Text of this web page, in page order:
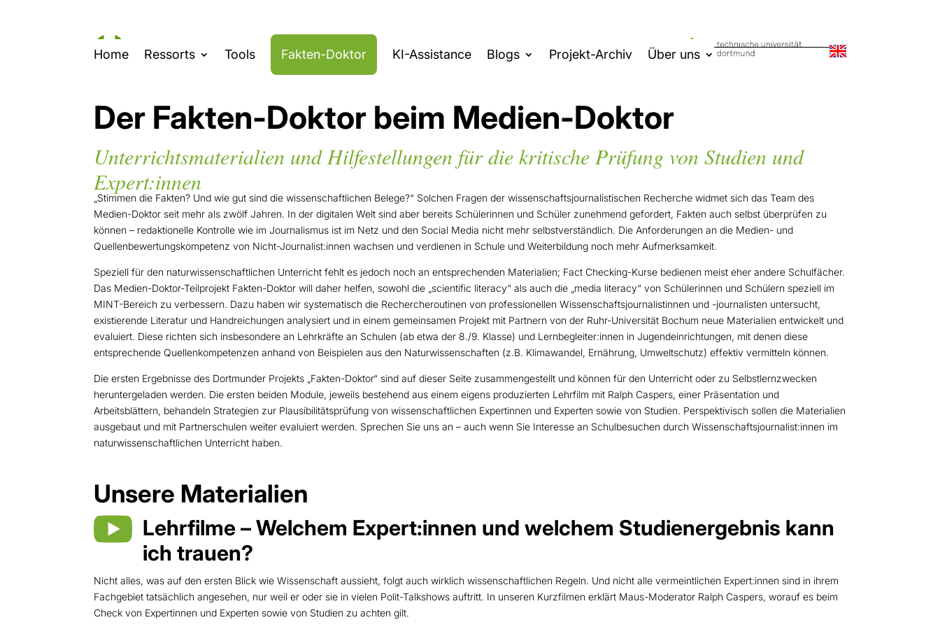
Home Ressorts Tools Fakten-Doktor KI-Assistance Blogs Projekt-Archiv Über uns
Der Fakten-Doktor beim Medien-Doktor
Unterrichtsmaterialien und Hilfestellungen für die kritische Prüfung von Studien und
Expert:innen
„Stimmen die Fakten? Und wie gut sind die wissenschaftlichen Belege?“ Solchen Fragen der wissenschaftsjournalistischen Recherche widmet sich das Team des
Medien-Doktor seit mehr als zwölf Jahren. In der digitalen Welt sind aber bereits Schülerinnen und Schüler zunehmend gefordert, Fakten auch selbst überprüfen zu
können – redaktionelle Kontrolle wie im Journalismus ist im Netz und den Social Media nicht mehr selbstverständlich. Die Anforderungen an die Medien- und
Quellenbewertungskompetenz von Nicht-Journalist:innen wachsen und verdienen in Schule und Weiterbildung noch mehr Aufmerksamkeit.
Speziell für den naturwissenschaftlichen Unterricht fehlt es jedoch noch an entsprechenden Materialien; Fact Checking-Kurse bedienen meist eher andere Schulfächer.
Das Medien-Doktor-Teilprojekt Fakten-Doktor will daher helfen, sowohl die „scientific literacy“ als auch die „media literacy“ von Schülerinnen und Schülern speziell im
MINT-Bereich zu verbessern. Dazu haben wir systematisch die Rechercheroutinen von professionellen Wissenschaftsjournalistinnen und -journalisten untersucht,
existierende Literatur und Handreichungen analysiert und in einem gemeinsamen Projekt mit Partnern von der Ruhr-Universität Bochum neue Materialien entwickelt und
evaluiert. Diese richten sich insbesondere an Lehrkräfte an Schulen (ab etwa der 8./9. Klasse) und Lernbegleiter:innen in Jugendeinrichtungen, mit denen diese
entsprechende Quellenkompetenzen anhand von Beispielen aus den Naturwissenschaften (z.B. Klimawandel, Ernährung, Umweltschutz) effektiv vermitteln können.
Die ersten Ergebnisse des Dortmunder Projekts „Fakten-Doktor“ sind auf dieser Seite zusammengestellt und können für den Unterricht oder zu Selbstlernzwecken
heruntergeladen werden. Die ersten beiden Module, jeweils bestehend aus einem eigens produzierten Lehrfilm mit Ralph Caspers, einer Präsentation und
Arbeitsblättern, behandeln Strategien zur Plausibilitätsprüfung von wissenschaftlichen Expertinnen und Experten sowie von Studien. Perspektivisch sollen die Materialien
ausgebaut und mit Partnerschulen weiter evaluiert werden. Sprechen Sie uns an – auch wenn Sie Interesse an Schulbesuchen durch Wissenschaftsjournalist:innen im
naturwissenschaftlichen Unterricht haben.
Unsere Materialien
 Lehrfilme – Welchem Expert:innen und welchem Studienergebnis kann
ich trauen?
Nicht alles, was auf den ersten Blick wie Wissenschaft aussieht, folgt auch wirklich wissenschaftlichen Regeln. Und nicht alle vermeintlichen Expert:innen sind in ihrem
Fachgebiet tatsächlich angesehen, nur weil er oder sie in vielen Polit-Talkshows auftritt. In unseren Kurzfilmen erklärt Maus-Moderator Ralph Caspers, worauf es beim
Check von Expertinnen und Experten sowie von Studien zu achten gilt.